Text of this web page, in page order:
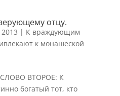
отцу.
| К враждующим
к монашеской
СЛОВО ВТОРОЕ: К
богатый тот, кто